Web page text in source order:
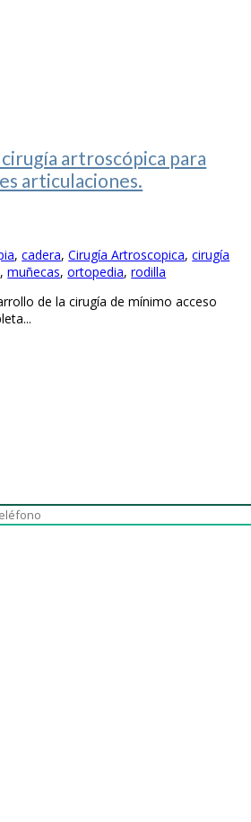
artroscópica para
articulaciones.
,cadera,Cirugía Artroscopica,cirugía
,muñecas,ortopedia,rodilla
de la cirugía de mínimo acceso